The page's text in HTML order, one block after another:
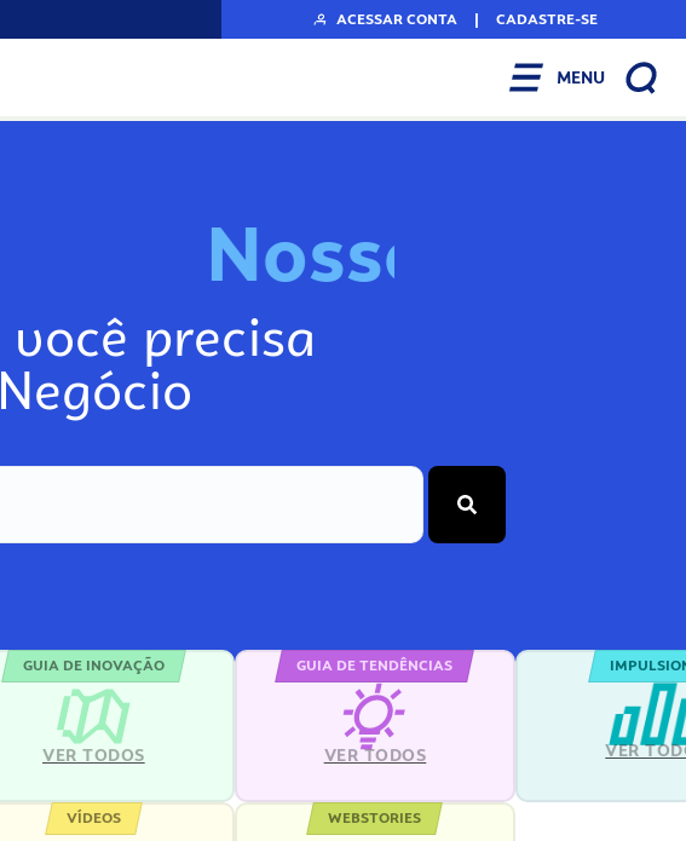
ACESSAR CONTA | CADASTRE-SE
MENU
Nosso
precisa
GUIA DE INOVAÇÃO
VER TODOS
GUIA DE TENDÊNCIAS
VER TODOS VER
VÍDEOS WEBSTORIES